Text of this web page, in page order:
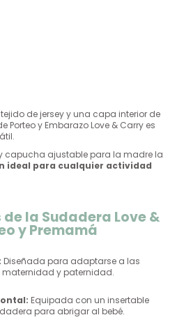
de jersey y una capa interior de
Porteo y Embarazo Love & Carry es
capucha ajustable para la madre la
ideal para cualquier actividad
la Sudadera Love &
y Premamá
Diseñada para adaptarse a las
y paternidad.
Equipada con un insertable
para abrigar al bebé.